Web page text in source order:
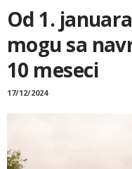
Od 1.
mogu sa
10 meseci
17/12/2024